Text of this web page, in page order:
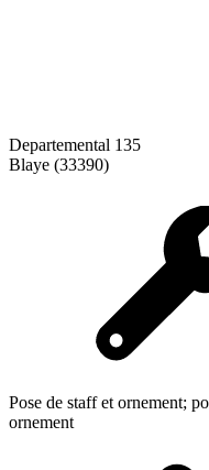
Departemental 135
Blaye (33390)
Pose de staff et ornement;
ornement